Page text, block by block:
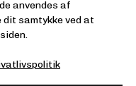
anvendes af
samtykke ved at